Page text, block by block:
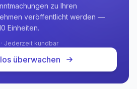
zu Ihren
veröffentlicht werden —
Einheiten.
Jederzeit kündbar
überwachen